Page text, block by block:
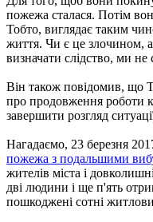
пожежа сталася. Потім
Тобто, виглядає таким
життя. Чи є це злочином,
визначати слідство, ми
Він також повідомив, що
про продовження роботи
завершити розгляд
Нагадаємо, 23 березня
пожежа з подальшими
жителів міста і
дві людини і ще п'ять
пошкоджені сотні